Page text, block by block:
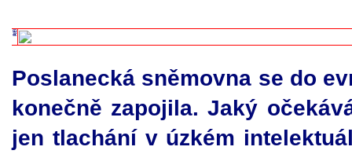
Poslanecká sněmovna se do
konečně zapojila. Jaký
jen tlachání v úzkém